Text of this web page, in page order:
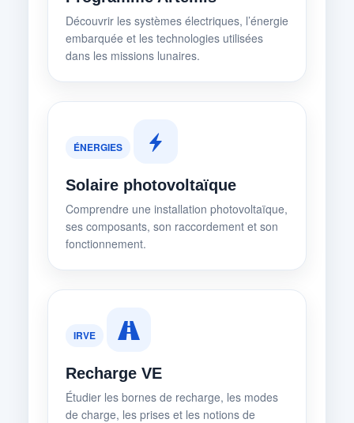
Découvrir les systèmes électriques, l’énergie
embarquée et les technologies utilisées
dans les missions lunaires.
ÉNERGIES
Solaire photovoltaïque
Comprendre une installation photovoltaïque,
ses composants, son raccordement et son
fonctionnement.
IRVE
Recharge VE
Étudier les bornes de recharge, les modes
de charge, les prises et les notions de